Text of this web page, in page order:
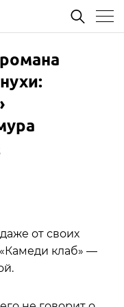
от своих
клаб» —